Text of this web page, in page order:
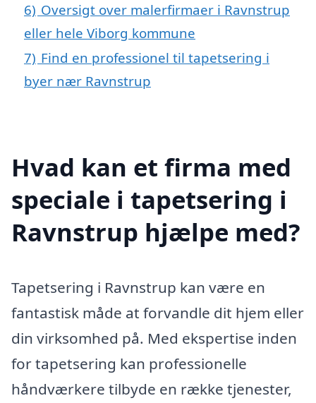
6) Oversigt over malerfirmaer i Ravnstrup
eller hele Viborg kommune
7) Find en professionel til tapetsering i
byer nær Ravnstrup
Hvad kan et firma med
speciale i tapetsering i
Ravnstrup hjælpe med?
Tapetsering i Ravnstrup kan være en
fantastisk måde at forvandle dit hjem eller
din virksomhed på. Med ekspertise inden
for tapetsering kan professionelle
håndværkere tilbyde en række tjenester,